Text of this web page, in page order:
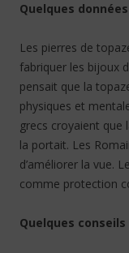
Quelques
Les pierres de
fabriquer les bijoux
pensait que la
physiques et
grecs croyaient que
la portait. Les
d’améliorer la vue.
comme protection
Quelques